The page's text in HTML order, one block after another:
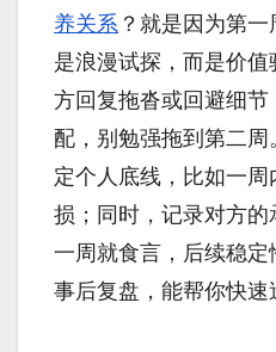
养关系 ？就是因为第
是浪漫试探，而是价
方回复拖沓或回避细
配，别勉强拖到第二
定个人底线，比如一
损；同时，记录对方
一周就食言，后续稳定
事后复盘，能帮你快速